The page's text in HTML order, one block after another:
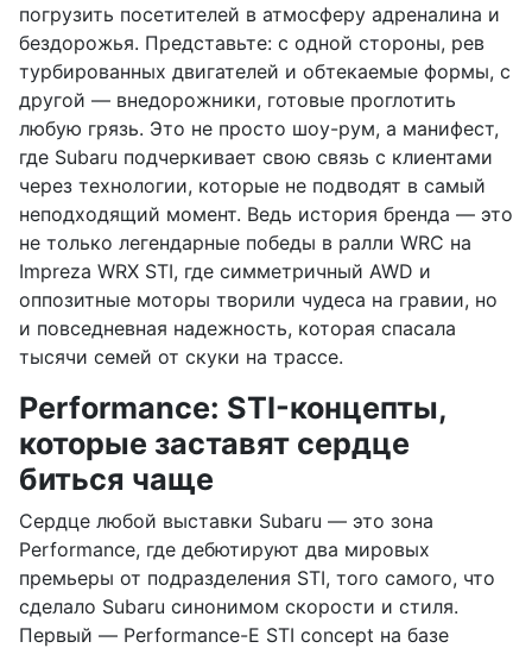
погрузить посетителей в атмосферу адреналина и
бездорожья. Представьте: с одной стороны, рев
турбированных двигателей и обтекаемые формы, с
другой — внедорожники, готовые проглотить
любую грязь. Это не просто шоу-рум, а манифест,
где Subaru подчеркивает свою связь с клиентами
через технологии, которые не подводят в самый
неподходящий момент. Ведь история бренда — это
не только легендарные победы в ралли WRC на
Impreza WRX STI, где симметричный AWD и
оппозитные моторы творили чудеса на гравии, но
и повседневная надежность, которая спасала
тысячи семей от скуки на трассе.
Performance: STI-концепты,
которые заставят сердце
биться чаще
Сердце любой выставки Subaru — это зона
Performance, где дебютируют два мировых
премьеры от подразделения STI, того самого, что
сделало Subaru синонимом скорости и стиля.
Первый — Performance-E STI concept на базе